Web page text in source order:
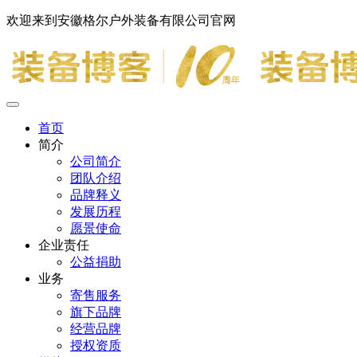
欢迎来到安徽格尔户外装备有限公司官网
首页
简介
公司简介
团队介绍
品牌释义
发展历程
愿景使命
企业责任
公益捐助
业务
寄售服务
旗下品牌
经营品牌
授权资质